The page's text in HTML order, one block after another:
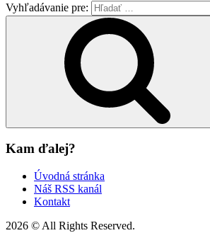
Vyhľadávanie pre:
Kam ďalej?
Úvodná stránka
Náš RSS kanál
Kontakt
2026 © All Rights Reserved.